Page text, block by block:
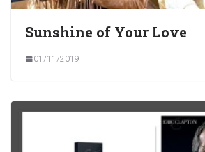
Sunshine of Your Love
01/11/2019